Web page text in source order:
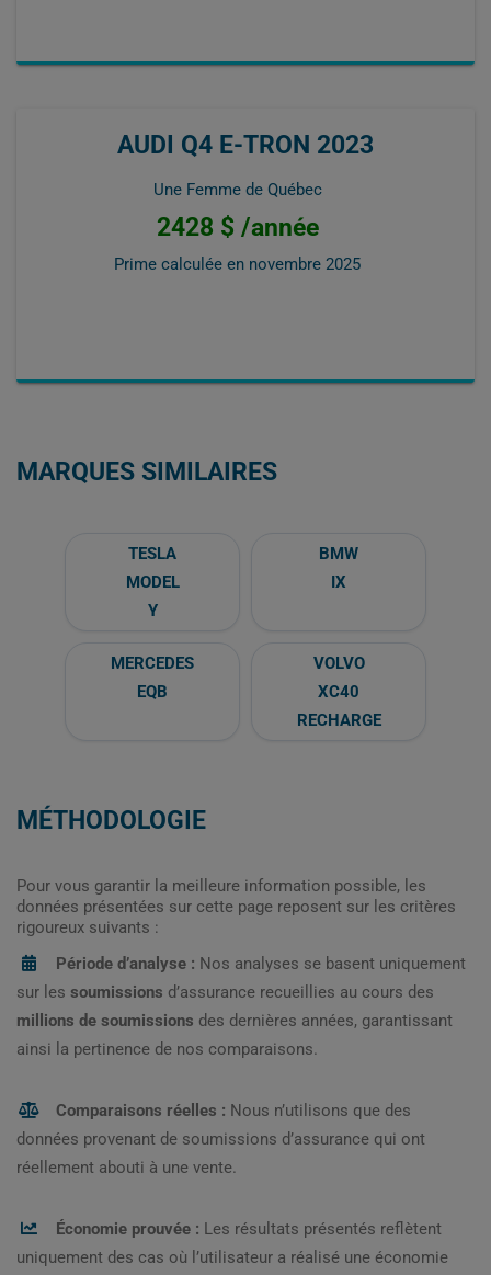
AUDI Q4 E-TRON 2023
Une Femme de Québec
2428 $ /année
Prime calculée en novembre 2025
MARQUES SIMILAIRES
TESLA
MODEL
Y
BMW
IX
MERCEDES
EQB
VOLVO
XC40
RECHARGE
MÉTHODOLOGIE
Pour vous garantir la meilleure information possible, les
données présentées sur cette page reposent sur les critères
rigoureux suivants :
Période d’analyse : Nos analyses se basent uniquement
sur les soumissions d’assurance recueillies au cours des
millions de soumissions des dernières années, garantissant
ainsi la pertinence de nos comparaisons.
Comparaisons réelles : Nous n’utilisons que des
données provenant de soumissions d’assurance qui ont
réellement abouti à une vente.
Économie prouvée : Les résultats présentés reflètent
uniquement des cas où l’utilisateur a réalisé une économie